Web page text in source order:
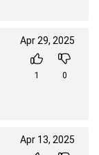
Apr 29, 2025
1 0
Apr 13, 2025